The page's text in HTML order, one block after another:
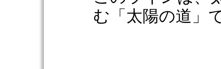
む「太陽の道」